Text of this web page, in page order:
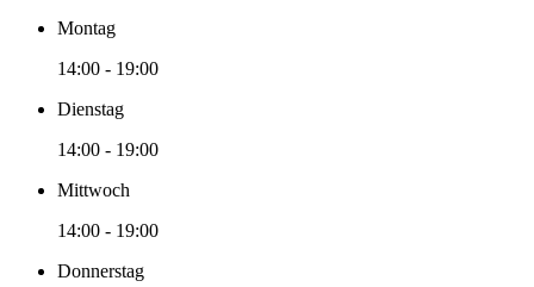
Montag
14:00 - 19:00
Dienstag
14:00 - 19:00
Mittwoch
14:00 - 19:00
Donnerstag